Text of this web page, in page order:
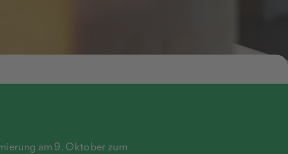
am 9. Oktober zum